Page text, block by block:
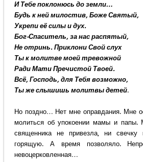
И Тебе поклонюсь до земли…
Будь к ней милостив, Боже Святый,
Укрепи её силы и дух.
Бог-Спаситель, за нас распятый,
Не отринь. Приклони Свой слух
Ты к молитве моей тревожной
Ради Мати Пречистой Твоей.
Всё, Господь, для Тебя возможно,
Ты же слышишь молитвы детей.
Но поздно… Нет мне оправдания. Мне
молиться об упокоении мамы и
священника не привезла, ни
горящую. А время позволяло.
невоцерковленная…